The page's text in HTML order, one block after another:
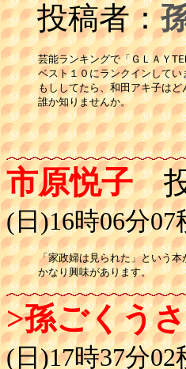
投稿者：
芸能ランキングで「ＧＬＡＹ
ベスト１０にランクインしてい
もししてたら、和田アキ子は
誰か知りませんか。
市原悦子投
(日)16時06分07
「家政婦は見られた」という
かなり興味があります。
>孫ごくう
(日)17時37分02